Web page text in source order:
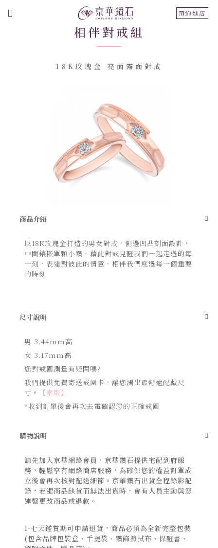
預約進店
相伴對戒組
18K玫瑰金 亮面霧面對戒
商品介紹
以18K玫瑰金打造的男女對戒，側邊凹凸刻面設計，
中間鑲嵌單顆小鑽，藉此對戒見證我們一起走過的每
一刻，表達對彼此的情意，相伴我們度過每一個重要
的時刻
尺寸說明
男 3.44mm高
女 3.17mm高
您對戒圍測量有疑問嗎?
我們提供免費寄送戒圍卡，讓您測出最舒適配戴尺
寸。
【索取】
*收到訂單後會再次去電確認您的正確戒圍
購物說明
請先加入京華網路會員，京華鑽石提供宅配到府服
務，輕鬆享有網路商店服務，為確保您的權益訂單成
立後會再次核對配送細節。京華鑽石出貨全程錄影記
錄，若遇商品缺貨而無法出貨時，會有人員主動與您
連繫更改商品或退款。
1-七天鑑賞期可申請退貨，商品必須為全新完整包裝
(包含品牌包裝盒、手提袋、鑽飾擦拭布、保證書、